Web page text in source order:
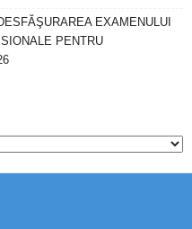
EXAMENULUI
PENTRU